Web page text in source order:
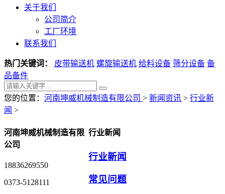
关于我们
公司简介
工厂环境
联系我们
热门关键词： 皮带输送机 螺旋输送机 给料设备 筛分设备 备
品备件
您的位置： 河南坤威机械制造有限公司 > 新闻资讯 > 行业新
闻 >
行业新闻
行业新闻
常见问题
河南坤威机械制造有限
公司
18836269550
0373-5128111